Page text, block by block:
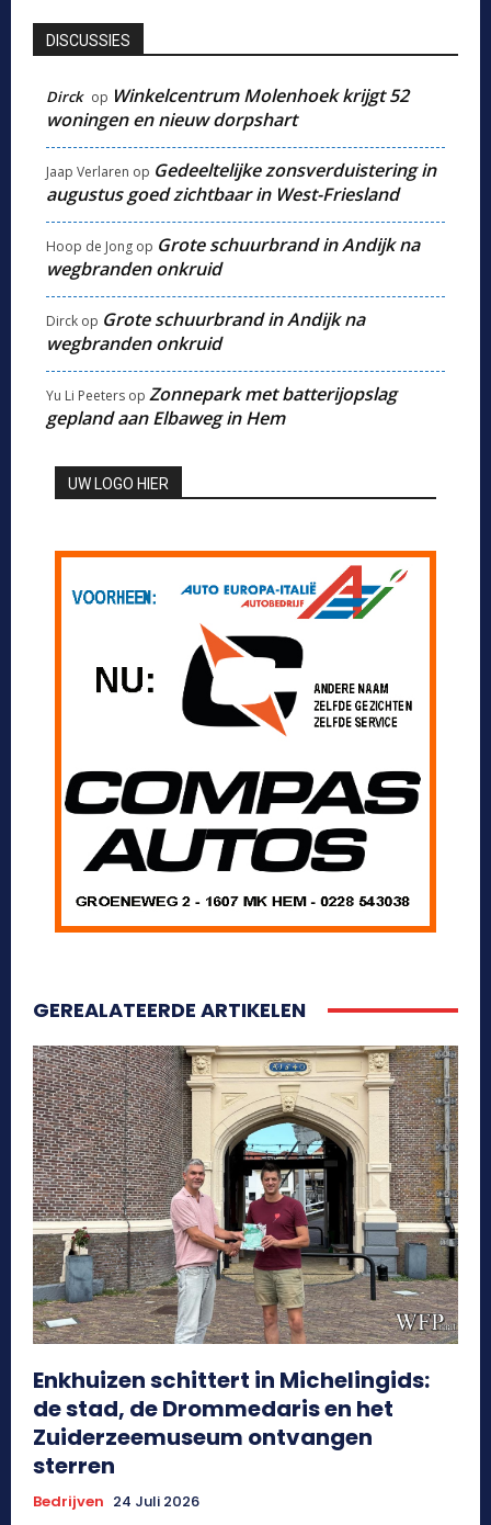
DISCUSSIES
Dirck op Winkelcentrum Molenhoek krijgt 52
woningen en nieuw dorpshart
Jaap Verlaren op Gedeeltelijke zonsverduistering in
augustus goed zichtbaar in West-Friesland
Hoop de Jong op Grote schuurbrand in Andijk na
wegbranden onkruid
Dirck op Grote schuurbrand in Andijk na
wegbranden onkruid
Yu Li Peeters op Zonnepark met batterijopslag
gepland aan Elbaweg in Hem
UW LOGO HIER
GEREALATEERDE ARTIKELEN
Enkhuizen schittert in Michelingids:
de stad, de Drommedaris en het
Zuiderzeemuseum ontvangen
sterren
Bedrijven 24 Juli 2026